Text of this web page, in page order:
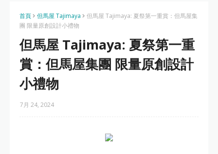
首頁 但馬屋 Tajimaya
但馬屋 Tajimaya: 夏祭第一重賞：但馬屋集
團 限量原創設計小禮物
但馬屋 Tajimaya: 夏祭第一重
賞：但馬屋集團 限量原創設計
小禮物
7月 24, 2024